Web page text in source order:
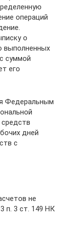
операций
о
выполненных
суммой
его
Федеральным
дней
с
не
п. 3 ст. 149 НК